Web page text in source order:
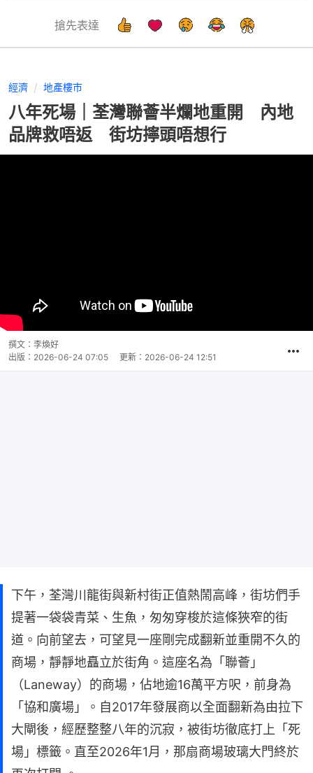
搶先表達
經濟 地產樓市
八年死場｜荃灣聯薈半爛地重開 內地
品牌救唔返 街坊擰頭唔想行
撰文： 李煥好
出版： 2026-06-24 07:05 更新： 2026-06-24 12:51
下午，荃灣川龍街與新村街正值熱鬧高峰，街坊們手
提著一袋袋青菜、生魚，匆匆穿梭於這條狹窄的街
道。向前望去，可望見一座剛完成翻新並重開不久的
商場，靜靜地矗立於街角。這座名為「聯薈」
（Laneway）的商場，佔地逾16萬平方呎，前身為
「協和廣場」。自2017年發展商以全面翻新為由拉下
大閘後，經歷整整八年的沉寂，被街坊徹底打上「死
場」標籤。直至2026年1月，那扇商場玻璃大門終於